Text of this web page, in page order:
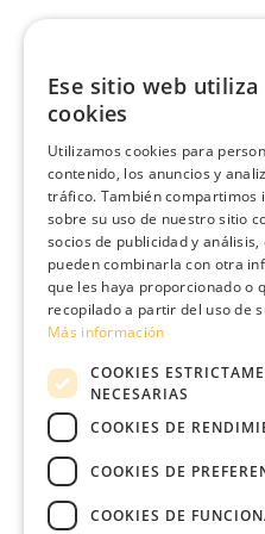
Ese sitio web utiliza
cookies
Utilizamos cookies para
contenido, los anuncios y
tráfico. También compartimos
sobre su uso de nuestro sitio
socios de publicidad y análisis,
pueden combinarla con otra
que les haya proporcionado o
recopilado a partir del uso de
Más información
COOKIES
NECESARIAS
COOKIES DE
COOKIES DE
COOKIES DE